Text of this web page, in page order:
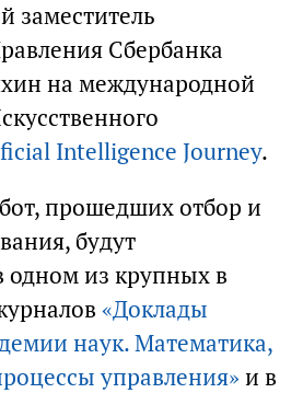
заместитель
Сбербанка
на международной
Intelligence Journey.
прошедших отбор и
будут
одном из крупных в
«Доклады
наук. Математика,
управления»и в